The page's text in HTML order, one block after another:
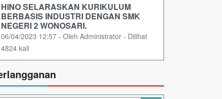
HINO SELARASKAN KURIKULUM
BERBASIS INDUSTRI DENGAN SMK
NEGERI 2 WONOSARI.
06/04/2023 12:57 - Oleh Administrator - Dilihat
4824 kali